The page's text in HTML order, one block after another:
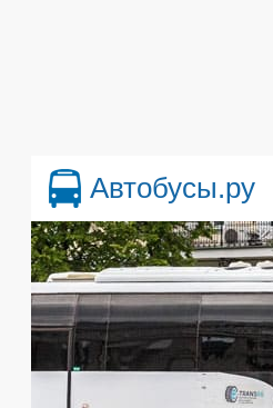
Автобусы.ру